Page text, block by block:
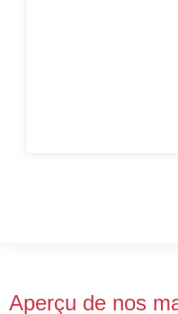
Aperçu de nos